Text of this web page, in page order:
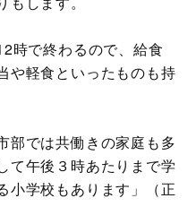
時で終わるので、給食
や軽食といったものも持
部では共働きの家庭も多
て午後３時あたりまで学
小学校もあります」（正